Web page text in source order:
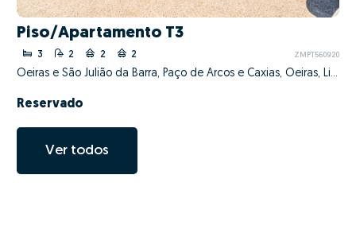
Piso/Apartamento T3
3 2 2 2 ZMPT560920
Oeiras e São Julião da Barra, Paço de Arcos e Caxias, Oeiras, Lisboa
Reservado
Ver todos